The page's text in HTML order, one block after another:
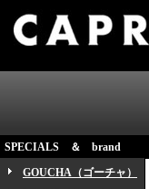
SPECIALS ＆ brand
GOUCHA（ゴーチャ）